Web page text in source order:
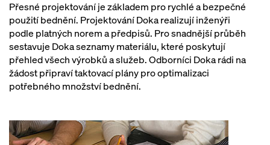
Přesné projektování je základem pro rychlé a bezpečné
použití bednění. Projektování Doka realizují inženýři
podle platných norem a předpisů. Pro snadnější průběh
sestavuje Doka seznamy materiálu, které poskytují
přehled všech výrobků a služeb. Odborníci Doka rádi na
žádost připraví taktovací plány pro optimalizaci
potřebného množství bednění.